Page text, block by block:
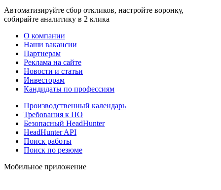
Автоматизируйте сбор откликов, настройте воронку,
собирайте аналитику в 2 клика
О компании
Наши вакансии
Партнерам
Реклама на сайте
Новости и статьи
Инвесторам
Кандидаты по профессиям
Производственный календарь
Требования к ПО
Безопасный HeadHunter
HeadHunter API
Поиск работы
Поиск по резюме
Мобильное приложение